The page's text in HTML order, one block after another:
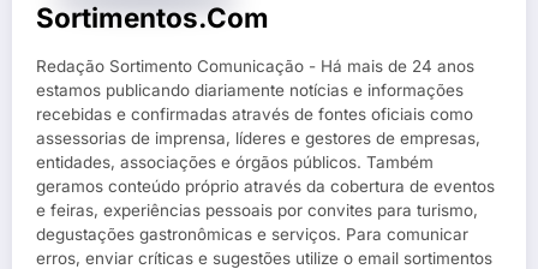
Sortimentos.com
Redação Sortimento Comunicação - Há mais de 24 anos
estamos publicando diariamente notícias e informações
recebidas e confirmadas através de fontes oficiais como
assessorias de imprensa, líderes e gestores de empresas,
entidades, associações e órgãos públicos. Também
geramos conteúdo próprio através da cobertura de eventos
e feiras, experiências pessoais por convites para turismo,
degustações gastronômicas e serviços. Para comunicar
erros, enviar críticas e sugestões utilize o email sortimentos